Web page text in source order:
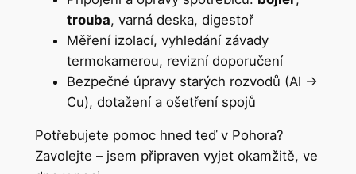
trouba, varná deska, digestoř
Měření izolací, vyhledání závady
termokamerou, revizní doporučení
Bezpečné úpravy starých rozvodů (Al →
Cu), dotažení a ošetření spojů
Potřebujete pomoc hned teď v Pohora?
Zavolejte – jsem připraven vyjet okamžitě, ve